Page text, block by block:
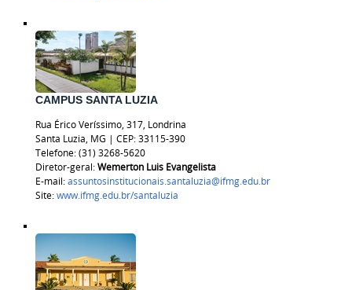
CAMPUS SANTA LUZIA
Rua Érico Veríssimo, 317, Londrina
Santa Luzia, MG | CEP: 33115-390
Telefone: (31) 3268-5620
Diretor-geral:Wemerton Luis Evangelista
E-mail:assuntosinstitucionais.santaluzia@ifmg.edu.br
Site:www.ifmg.edu.br/santaluzia